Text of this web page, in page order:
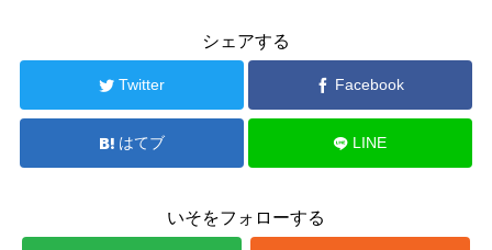
シェアする
Twitter Facebook
はてブ LINE
いそをフォローする